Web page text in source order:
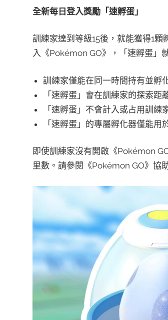
全新每日登入獎勵「速孵蛋」
訓練家達到等級15後，就能獲得1
入《Pokémon GO》，「速孵蛋」
訓練家僅能在同一時間持有並孵
「速孵蛋」會在訓練家的探索距
「速孵蛋」不會計入或占用訓練
「速孵蛋」的專屬孵化器僅能用
即使訓練家沒有開啟《Pokémon
里數。請參閱《Pokémon GO》協